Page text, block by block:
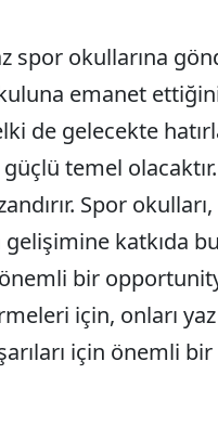
spor okullarına
emanet
de gelecekte
temel
Spor
gelişimine katkıda
bir
için, onları
için önemli bir